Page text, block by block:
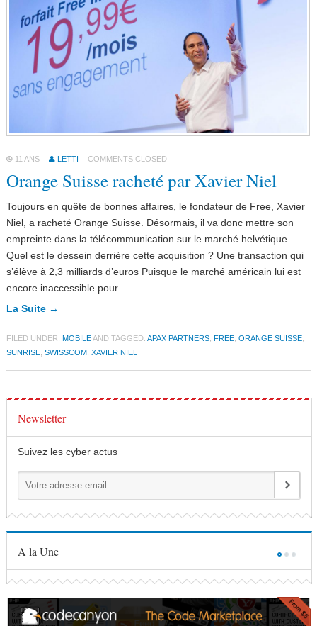
11 ANS LETTI COMMENTS CLOSED
Orange Suisse racheté par Xavier Niel
Toujours en quête de bonnes affaires, le fondateur de Free, Xavier
Niel, a racheté Orange Suisse. Désormais, il va donc mettre son
empreinte dans la télécommunication sur le marché helvétique.
Quel est le dessein derrière cette acquisition ? Une transaction qui
s’élève à 2,3 milliards d’euros Puisque le marché américain lui est
encore inaccessible pour…
La Suite →
FILED UNDER: MOBILEAND TAGGED: APAX PARTNERS, FREE, ORANGE SUISSE,
SUNRISE, SWISSCOM, XAVIER NIEL
Newsletter
Suivez les cyber actus
A la Une